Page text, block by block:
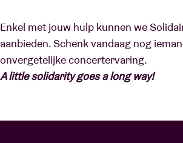
Enkel met jouw hulp kunnen we
aanbieden. Schenk vandaag nog
onvergetelijke concertervaring.
A little solidarity goes a long way!